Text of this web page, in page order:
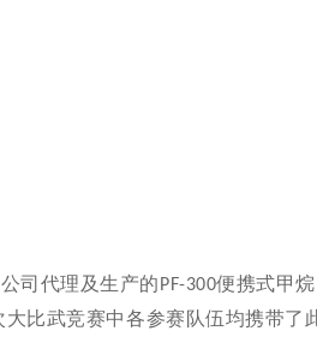
司代理及生产的 PF-300便携式甲
大比武竞赛中各参赛队伍均携带